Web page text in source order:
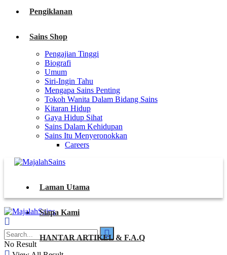
Pengiklanan
Sains Shop
Pengajian Tinggi
Biografi
Umum
Siri-Ingin Tahu
Mengapa Sains Penting
Tokoh Wanita Dalam Bidang Sains
Kitaran Hidup
Gaya Hidup Sihat
Sains Dalam Kehidupan
Sains Itu Menyeronokkan
Careers
Laman Utama
Siapa Kami
HANTAR ARTIKEL & F.A.Q
No Result